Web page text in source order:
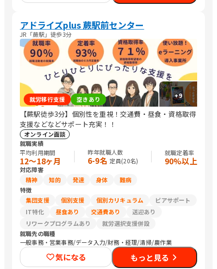
アドライズplus 蕨駅前センター
JR「蕨駅」徒歩3分
+9
就労移行支援 空きあり
【蕨駅徒歩3分】個別性を重視！交通費・昼食・資格取得
支援などなどサポート充実！！
オンライン面談
就職実績
平均利用期間
12〜18ヶ月
昨年就職人数
6-9名 定員(20名)
就職定着率
90%以上
対応障害
精神
知的 発達 身体
難病
特徴
集団支援
個別支援 個別カリキュラム
ピアサポート
IT特化
昼食あり 交通費あり
送迎あり
リワークプログラムあり
就労選択支援併設
就職先の職種
一般事務・営業事務/データ入力/財務・経理/清掃/農作業
気になる もっと見る